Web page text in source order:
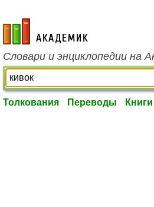
academic.ru
Словари и энциклопедии на
Толкования Переводы Книги